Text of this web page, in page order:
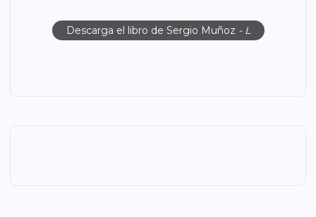
Descarga el libro de Sergio Muñoz - L